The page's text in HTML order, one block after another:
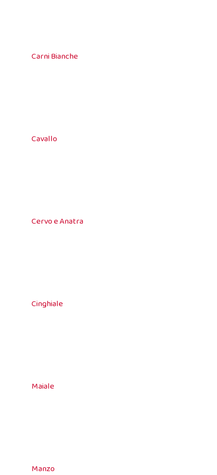
Carni Bianche
Cavallo
Cervo e Anatra
Cinghiale
Maiale
Manzo